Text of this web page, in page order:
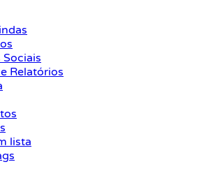
Relatórios
lista